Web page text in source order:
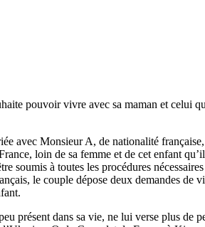
pouvoir vivre avec sa maman et celui
avec Monsieur A, de nationalité
loin de sa femme et de cet enfant
soumis à toutes les procédures
le couple dépose deux demandes de
présent dans sa vie, ne lui verse plus de